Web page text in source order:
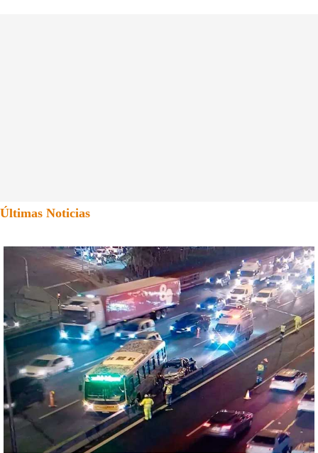
Últimas Noticias